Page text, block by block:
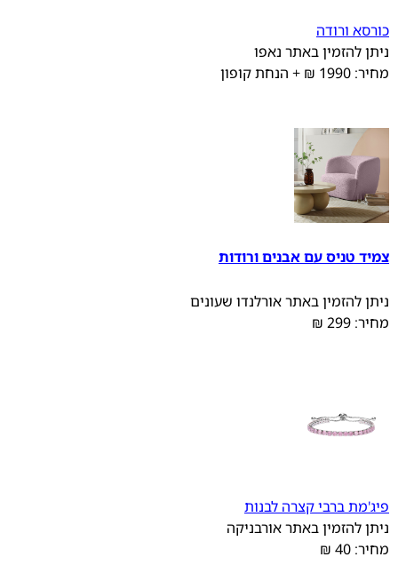
כורסא ורודה
ניתן להזמין באתר נאפו
מחיר: 1990 ₪ + הנחת קופון
צמיד טניס עם אבנים ורודות
ניתן להזמין באתר אורלנדו שעונים
מחיר: 299 ₪
פיג'מת ברבי קצרה לבנות
ניתן להזמין באתר אורבניקה
מחיר: 40 ₪